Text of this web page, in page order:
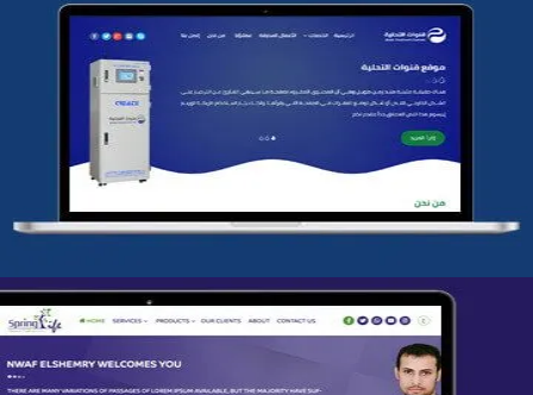
شركة قنوات التحليه
التفاصيل